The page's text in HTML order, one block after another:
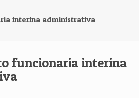
interina administrativa
funcionaria interina